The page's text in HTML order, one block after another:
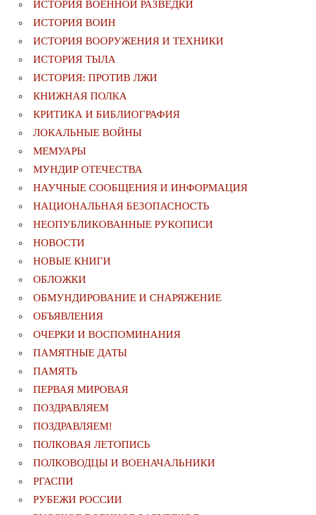
ИСТОРИЯ ВОЕННОЙ РАЗВЕДКИ
ИСТОРИЯ ВОИН
ИСТОРИЯ ВООРУЖЕНИЯ И ТЕХНИКИ
ИСТОРИЯ ТЫЛА
ИСТОРИЯ: ПРОТИВ ЛЖИ
КНИЖНАЯ ПОЛКА
КРИТИКА И БИБЛИОГРАФИЯ
ЛОКАЛЬНЫЕ ВОЙНЫ
МЕМУАРЫ
МУНДИР ОТЕЧЕСТВА
НАУЧНЫЕ СООБЩЕНИЯ И ИНФОРМАЦИЯ
НАЦИОНАЛЬНАЯ БЕЗОПАСНОСТЬ
НЕОПУБЛИКОВАННЫЕ РУКОПИСИ
НОВОСТИ
НОВЫЕ КНИГИ
ОБЛОЖКИ
ОБМУНДИРОВАНИЕ И СНАРЯЖЕНИЕ
ОБЪЯВЛЕНИЯ
ОЧЕРКИ И ВОСПОМИНАНИЯ
ПАМЯТНЫЕ ДАТЫ
ПАМЯТЬ
ПЕРВАЯ МИРОВАЯ
ПОЗДРАВЛЯЕМ
ПОЗДРАВЛЯЕМ!
ПОЛКОВАЯ ЛЕТОПИСЬ
ПОЛКОВОДЦЫ И ВОЕНАЧАЛЬНИКИ
РГАСПИ
РУБЕЖИ РОССИИ